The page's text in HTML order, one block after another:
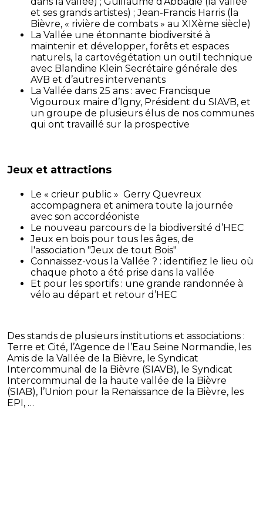
et ses grands artistes) ; Jean-Francis Harris (la
Bièvre, « rivière de combats » au XIXème siècle)
La Vallée une étonnante biodiversité à
maintenir et développer, forêts et espaces
naturels, la cartovégétation un outil technique
avec Blandine Klein Secrétaire générale des
AVB et d’autres intervenants
La Vallée dans 25 ans : avec Francisque
Vigouroux maire d’Igny, Président du SIAVB, et
un groupe de plusieurs élus de nos communes
qui ont travaillé sur la prospective
Jeux et attractions
Le « crieur public » Gerry Quevreux
accompagnera et animera toute la journée
avec son accordéoniste
Le nouveau parcours de la biodiversité d’HEC
Jeux en bois pour tous les âges, de
l'association "Jeux de tout Bois"
Connaissez-vous la Vallée ? : identifiez le lieu où
chaque photo a été prise dans la vallée
Et pour les sportifs : une grande randonnée à
vélo au départ et retour d’HEC
Des stands de plusieurs institutions et associations :
Terre et Cité, l’Agence de l’Eau Seine Normandie, les
Amis de la Vallée de la Bièvre, le Syndicat
Intercommunal de la Bièvre (SIAVB), le Syndicat
Intercommunal de la haute vallée de la Bièvre
(SIAB), l’Union pour la Renaissance de la Bièvre, les
EPI, …